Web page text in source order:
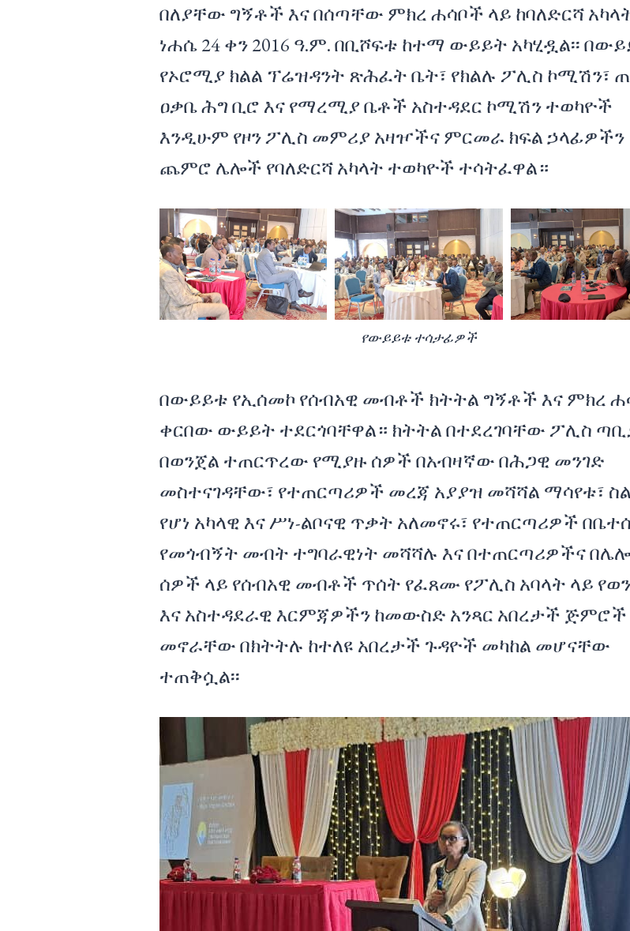
በለያቸው ግኝቶች እና በሰጣቸው ምክረ ሐሳቦች ላይ ከባለድርሻ
ነሐሴ 24 ቀን 2016 ዓ.ም. በቢሾፍቱ ከተማ ውይይት አካሂዷል፡፡
የኦሮሚያ ክልል ፕሬዝዳንት ጽሕፈት ቤት፣ የክልሉ ፖሊስ ኮሚሽን፣
ዐቃቤ ሕግ ቢሮ እና የማረሚያ ቤቶች አስተዳደር ኮሚሽን ተወካዮች
እንዲሁም የዞን ፖሊስ መምሪያ አዛዦችና ምርመራ ክፍል ኃላፊዎችን
ጨምሮ ሌሎች የባለድርሻ አካላት ተወካዮች ተሳትፈዋል።
የውይይቱ ተሳታፊዎች
በውይይቱ የኢሰመኮ የሰብአዊ መብቶች ክትትል ግኝቶች እና ምክረ
ቀርበው ውይይት ተደርጎባቸዋል። ክትትል በተደረገባቸው ፖሊስ
በወንጀል ተጠርጥረው የሚያዙ ሰዎች በአብዛኛው በሕጋዊ መንገድ
መስተናገዳቸው፣ የተጠርጣሪዎች መረጃ አያያዝ መሻሻል ማሳየቱ፣
የሆነ አካላዊ እና ሥነ-ልቦናዊ ጥቃት አለመኖሩ፣ የተጠርጣሪዎች
የመጎብኝት መብት ተግባራዊነት መሻሻሉ እና በተጠርጣሪዎችና
ሰዎች ላይ የሰብአዊ መብቶች ጥሰት የፈጸሙ የፖሊስ አባላት ላይ
እና አስተዳደራዊ እርምጃዎችን ከመውስድ አንጻር አበረታች ጅምሮች
መኖራቸው በክትትሉ ከተለዩ አበረታች ጉዳዮች መካከል መሆናቸው
ተጠቅሷል፡፡